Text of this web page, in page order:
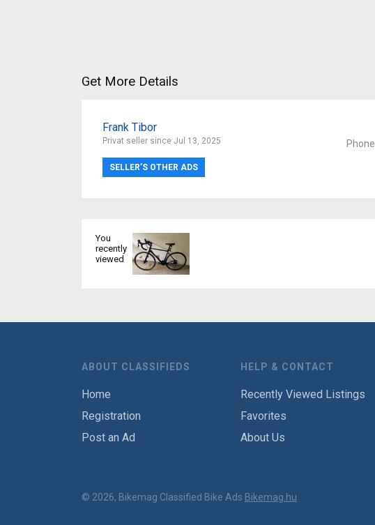
Get More Details
Frank Tibor
Privat seller since Jul 13, 2025
SELLER’S OTHER ADS
Phone
You
recently
viewed
ABOUT CLASSIFIEDS
Home
Registration
Post an Ad
HELP & CONTACT
Recently Viewed Listings
Favorites
About Us
© 2026, Bikemag Classified Bike Ads Bikemag.hu